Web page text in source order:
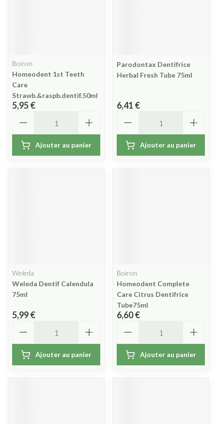
Boiron
Homeodent 1st Teeth
Care
Strawb.&raspb.dentif.50ml
5,95 €
Ajouter au panier
Parodontax Dentifrice
Herbal Fresh Tube 75ml
6,41 €
Ajouter au panier
Weleda
Weleda Dentif Calendula
75ml
5,99 €
Ajouter au panier
Boiron
Homeodent Complete
Care Citrus Dentifrice
Tube75ml
6,60 €
Ajouter au panier